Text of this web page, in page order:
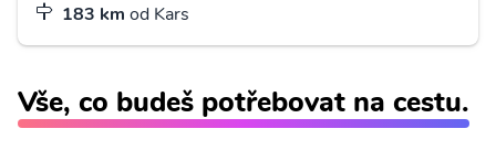
183 km od Kars
Vše, co budeš potřebovat na cestu.